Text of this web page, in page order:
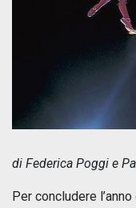
di Federica Poggi e
Per concludere